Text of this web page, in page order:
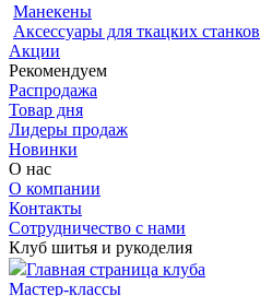
Манекены
Аксессуары для ткацких станков
Акции
Рекомендуем
Распродажа
Товар дня
Лидеры продаж
Новинки
О нас
О компании
Контакты
Сотрудничество с нами
Клуб шитья и рукоделия
Главная страница клуба
Мастер-классы